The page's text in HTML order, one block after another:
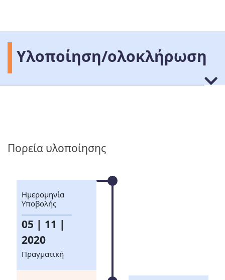
Υλοποίηση/ολοκλήρωση
Πορεία υλοποίησης
Ημερομηνία
Υποβολής
05 | 11 |
2020
Πραγματική